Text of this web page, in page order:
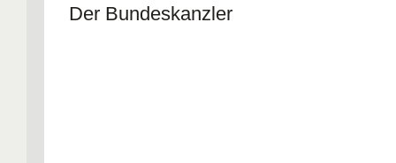
Der Bundeskanzler